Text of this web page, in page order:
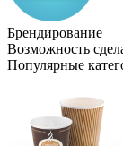
Брендирование
Возможность
Популярные